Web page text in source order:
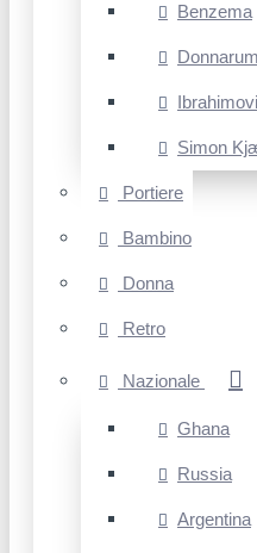
Benzema
Simon
Portiere
Bambino
Donna
Retro
Nazionale
Ghana
Russia
Argentina